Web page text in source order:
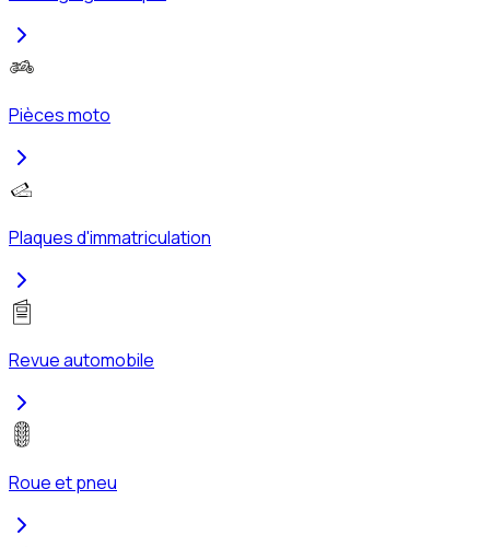
Pièces moto
Plaques d'immatriculation
Revue automobile
Roue et pneu